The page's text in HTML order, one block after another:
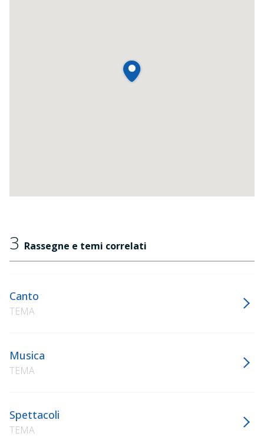
3 Rassegne e temi correlati
Canto
TEMA
Musica
TEMA
Spettacoli
TEMA